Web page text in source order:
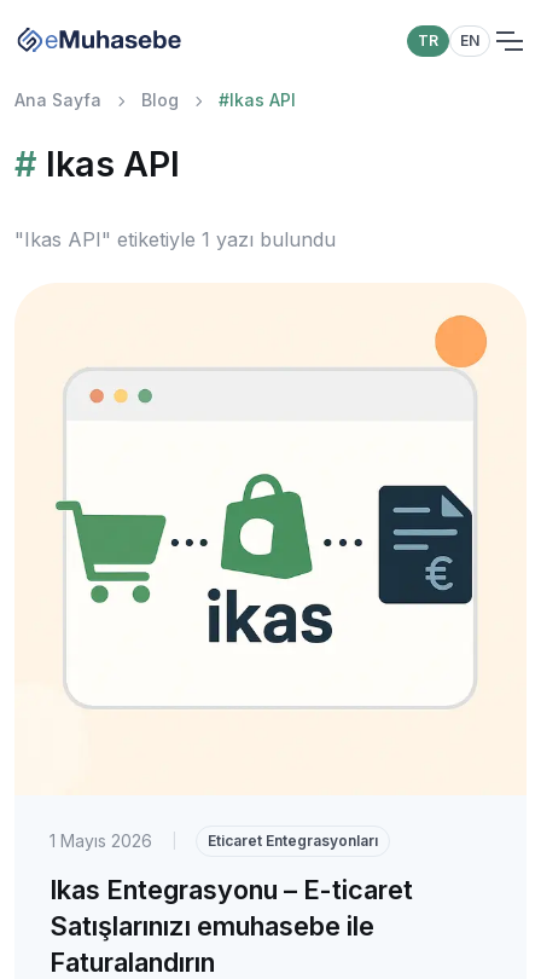
TR EN
Ana Sayfa Blog #Ikas API
# Ikas API
"Ikas API" etiketiyle 1 yazı bulundu
1 Mayıs 2026 Eticaret Entegrasyonları
Ikas Entegrasyonu – E-ticaret
Satışlarınızı emuhasebe ile
Faturalandırın